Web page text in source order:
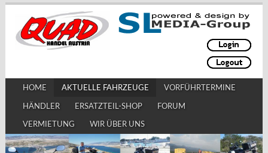
HOME AKTUELLE FAHRZEUGE VORFÜHRTERMINE
HÄNDLER ERSATZTEIL-SHOP FORUM
VERMIETUNG WIR ÜBER UNS